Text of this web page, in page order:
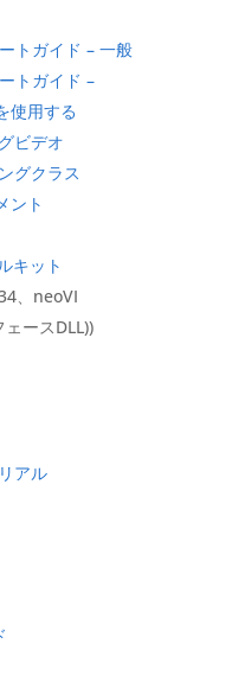
トガイド – 一般
トガイド –
使用する
ビデオ
グクラス
ント
キット
、neoVI
ースDLL))
アル